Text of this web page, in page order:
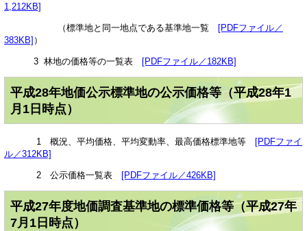
1,212KB]
（標準地と同一地点である基準地一覧
[PDFファイル／
383KB] ）
3 林地の価格等の一覧表 [PDFファイル／182KB]
平成28年地価公示標準地の公示価格等（平成28年1
月1日時点）
1 概況、平均価格、平均変動率、最高価格標準地等
[PDFファイ
ル／312KB]
2 公示価格一覧表 [PDFファイル／426KB]
平成27年度地価調査基準地の標準価格等（平成27年
7月1日時点）